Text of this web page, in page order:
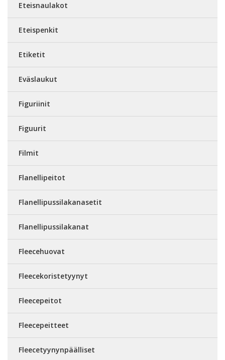
Eteisnaulakot
Eteispenkit
Etiketit
Eväslaukut
Figuriinit
Figuurit
Filmit
Flanellipeitot
Flanellipussilakanasetit
Flanellipussilakanat
Fleecehuovat
Fleecekoristetyynyt
Fleecepeitot
Fleecepeitteet
Fleecetyynynpäälliset